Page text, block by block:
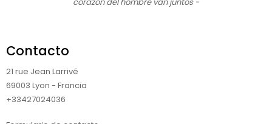
Contacto
21 rue Jean Larrivé
69003 Lyon - Francia
+33427024036